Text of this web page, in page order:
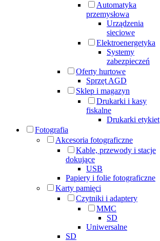
Automatyka
przemysłowa
Urządzenia
sieciowe
Elektroenergetyka
Systemy
zabezpieczeń
Oferty hurtowe
Sprzęt AGD
Sklep i magazyn
Drukarki i kasy
fiskalne
Drukarki etykiet
Fotografia
Akcesoria fotograficzne
Kable, przewody i stacje
dokujące
USB
Papiery i folie fotograficzne
Karty pamięci
Czytniki i adaptery
MMC
SD
Uniwersalne
SD